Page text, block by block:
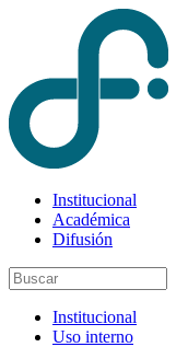
Institucional
Académica
Difusión
Institucional
Uso interno